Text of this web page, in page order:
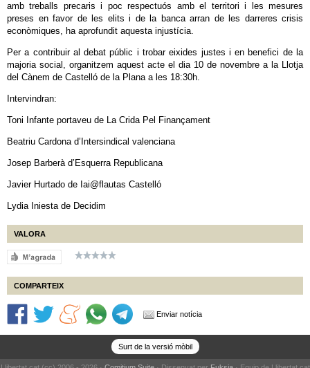
amb treballs precaris i poc respectuós amb el territori i les mesures
preses en favor de les elits i de la banca arran de les darreres crisis
econòmiques, ha aprofundit aquesta injustícia.
Per a contribuir al debat públic i trobar eixides justes i en benefici de la
majoria social, organitzem aquest acte el dia 10 de novembre a la Llotja
del Cànem de Castelló de la Plana a les 18:30h.
Intervindran:
Toni Infante portaveu de La Crida Pel Finançament
Beatriu Cardona d’Intersindical valenciana
Josep Barberà d’Esquerra Republicana
Javier Hurtado de Iai@flautas Castelló
Lydia Iniesta de Decidim
VALORA
COMPARTEIX
Enviar notícia
Surt de la versió mòbil